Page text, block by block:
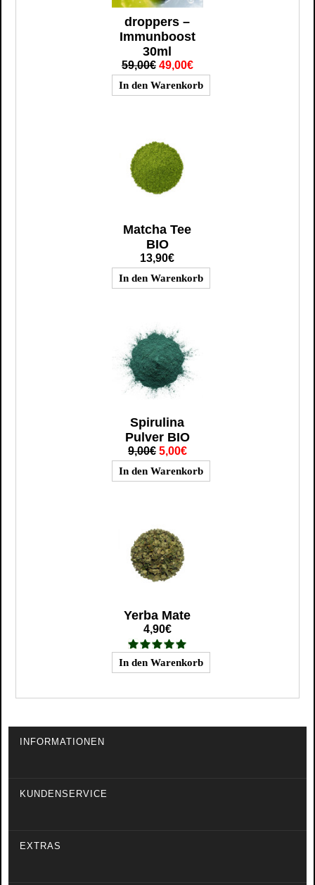
droppers –
Immunboost
30ml
59,00€ 49,00€
Matcha Tee
BIO
13,90€
Spirulina
Pulver BIO
9,00€ 5,00€
Yerba Mate
4,90€
INFORMATIONEN
KUNDENSERVICE
EXTRAS